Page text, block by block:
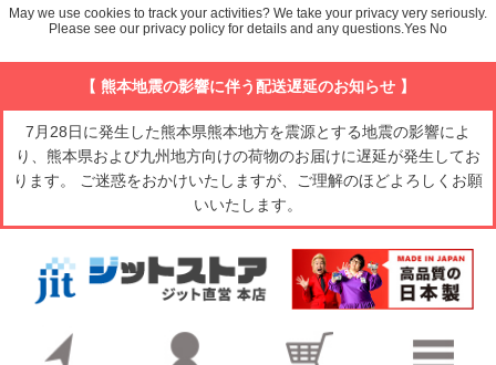
【 熊本地震の影響に伴う配送遅延のお知らせ 】
7月28日に発生した熊本県熊本地方を震源とする地震の影響によ
り、熊本県および九州地方向けの荷物のお届けに遅延が発生してお
ります。 ご迷惑をおかけいたしますが、ご理解のほどよろしくお願
いいたします。
May we use cookies to track your activities? We take your privacy very seriously.
Please see our privacy policy for details and any questions.Yes No